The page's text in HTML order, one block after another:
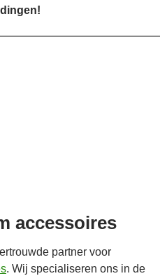
accessoires
partner voor
. Wij specialiseren ons in de